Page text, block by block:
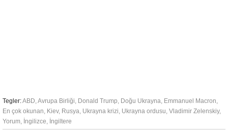
Tegler:ABD,Avrupa Birliği, Donald Trump, Doğu Ukrayna, Emmanuel Macron,
En çok okunan, Kiev, Rusya, Ukrayna krizi, Ukrayna ordusu, Vladimir Zelenskiy,
Yorum, İngilizce, İngiltere